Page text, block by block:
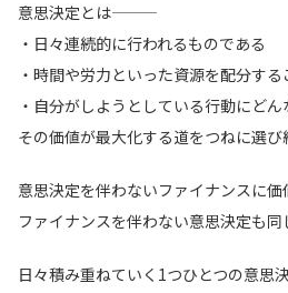
意思決定とは―――
・日々連続的に行われるものである
・時間や労力といった資源を配分する
・自分がしようとしている行動にどん
その価値が最大化する道をつねに選び
意思決定を伴わないファイナンスに価
ファイナンスを伴わない意思決定も同
日々積み重ねていく1つひとつの意思